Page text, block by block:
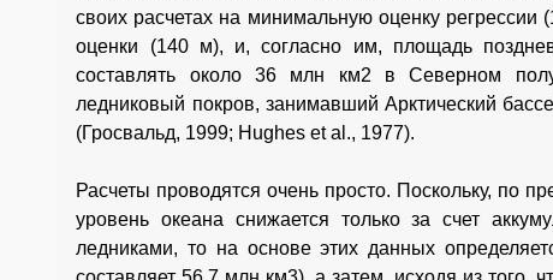
своих расчетах на минимальную оценку регрессии
оценки (140 м), и, согласно им, площадь
составлять около 36 млн км2 в Северном
ледниковый покров, занимавший Арктический
(Гросвальд, 1999; Hughes et al., 1977).
Расчеты проводятся очень просто. Поскольку, по
уровень океана снижается только за счет
ледниками, то на основе этих данных